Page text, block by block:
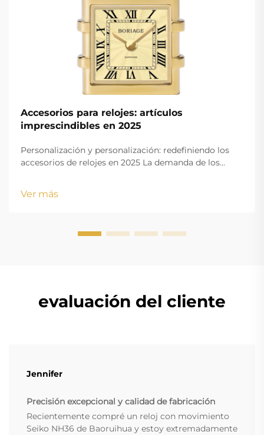
Accesorios para relojes: artículos
imprescindibles en 2025
Personalización y personalización: redefiniendo los
accesorios de relojes en 2025 La demanda de los
quieren mostrar su personalidad a través de los
Ver más
evaluación del cliente
Jennifer
Precisión excepcional y calidad de fabricación
Recientemente compré un reloj con movimiento
Seiko NH36 de Baoruihua y estoy extremadamente